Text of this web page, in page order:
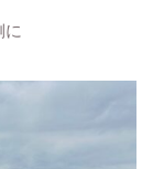
に